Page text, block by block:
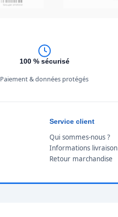
100 % sécurisé
Paiement & données protégés
Service client
Qui sommes-nous ?
Informations livraison
Retour marchandise